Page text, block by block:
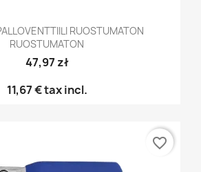
RUOSTUMATON
RUOSTUMATON
47,97 zł
11,67 €tax incl.
favorite_border